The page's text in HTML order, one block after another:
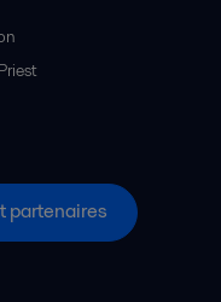
partenaires